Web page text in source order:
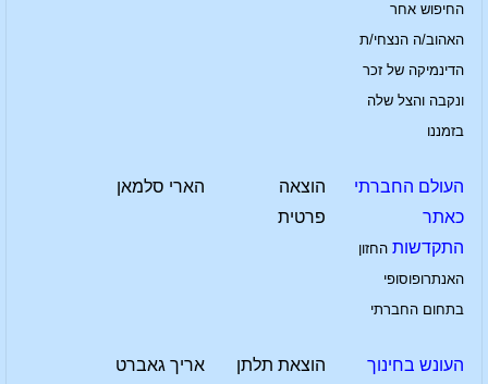
החיפוש אחר
האהוב/ה הנצחי/ת
הדינמיקה של זכר
ונקבה והצל שלה
בזמננו
העולם החברתי
כאתר
התקדשות החזון
האנתרופוסופי
בתחום החברתי
הוצאה
פרטית
הארי סלמאן
העונש בחינוך
הוצאת תלתן אריך גאברט